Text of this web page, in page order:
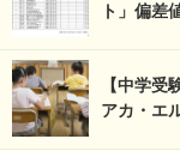
ト」偏差
【中学
アカ・エ